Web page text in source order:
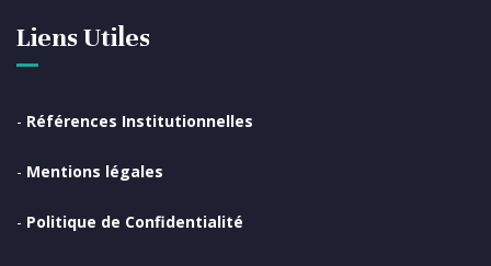
Liens Utiles
- Références Institutionnelles
- Mentions légales
- Politique de Confidentialité